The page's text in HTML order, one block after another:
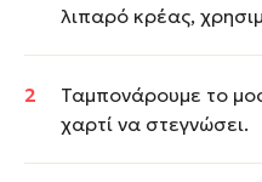
λιπαρό κρέας,
Ταμπονάρουμε το
χαρτί να στεγνώσει.